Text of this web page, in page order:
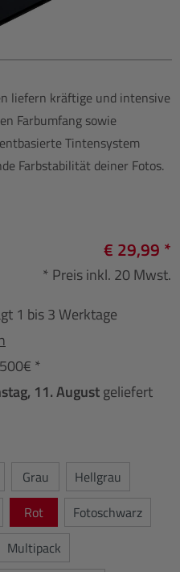
liefern kräftige und intensive
Farbumfang sowie
Tintensystem
Farbstabilität deiner Fotos.
€ 29,99 *
* Preis inkl. 20 Mwst.
1 bis 3 Werktage
*
11. Augustgeliefert
Grau
Hellgrau
Rot
Fotoschwarz
Multipack